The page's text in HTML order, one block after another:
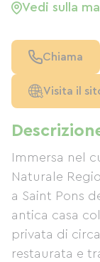
Immersa nel
Naturale
a Saint Pons
antica casa
privata di
restaurata e
Vedi sulla
Chiama
Visita il